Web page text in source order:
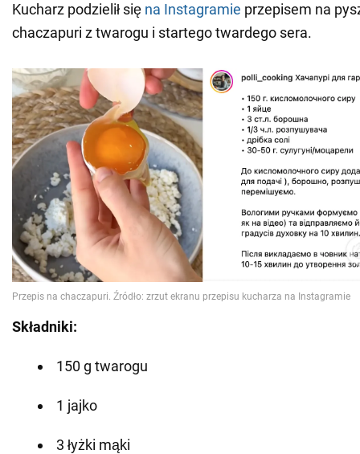
Kucharz podzielił się na Instagramie przepisem na
chaczapuri z twarogu i startego twardego sera.
Składniki:
150 g twarogu
1 jajko
3 łyżki mąki